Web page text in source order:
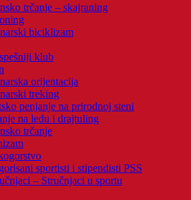
trčanje – skajraning
biciklizam
klub
orijentacija
treking
penjanje na prirodnoj steni
na ledu i drajtuling
trčanje
sportisti i stipendisti PSS
– Stručnjaci u sportu